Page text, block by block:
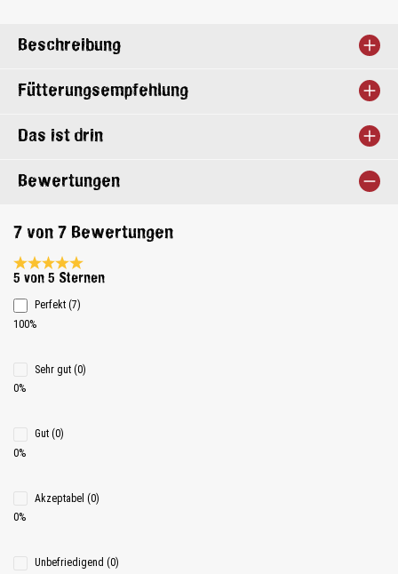
Beschreibung
Fütterungsempfehlung
Das ist drin
Bewertungen
7 von 7 Bewertungen
Durchschnittliche Bewertung 5 von 5 Sternen
5 von 5 Sternen
Perfekt (7)
100%
Sehr gut (0)
0%
Gut (0)
0%
Akzeptabel (0)
0%
Unbefriedigend (0)